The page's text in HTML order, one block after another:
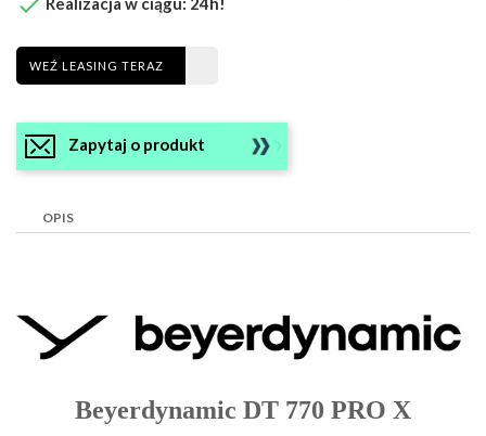
WEŹ LEASING TERAZ
Zapytaj o produkt
OPIS
Beyerdynamic DT 770 PRO X